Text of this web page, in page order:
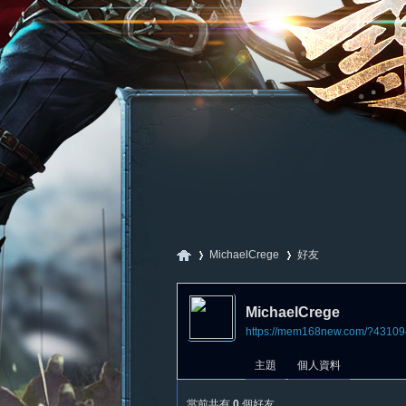
MichaelCrege
›
好友
MichaelCrege
https://mem168new.com/
主題 個人資料